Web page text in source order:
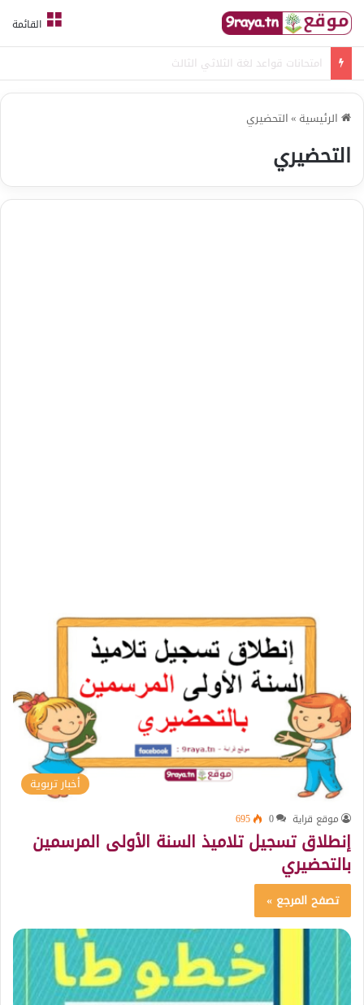
القائمة
امتحانات قواعد لغة الثلاثي الثالث
الرئيسية »التحضيري
التحضيري
أخبار تربوية
موقع قراية 0
695
إنطلاق تسجيل تلاميذ السنة الأولى المرسمين
بالتحضيري
تصفح المرجع »